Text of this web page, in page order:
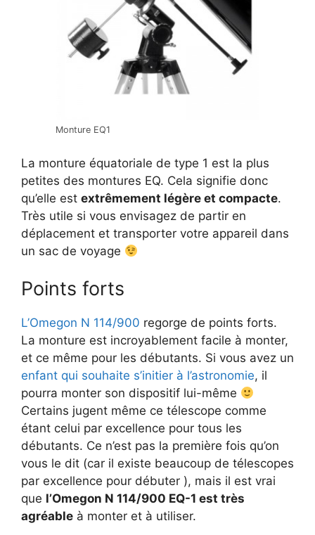
Monture EQ1
La monture équatoriale de type 1 est la plus
petites des montures EQ. Cela signifie donc
qu’elle est extrêmement légère et compacte.
Très utile si vous envisagez de partir en
déplacement et transporter votre appareil dans
un sac de voyage
Points forts
L’Omegon N 114/900 regorge de points forts.
La monture est incroyablement facile à monter,
et ce même pour les débutants. Si vous avez un
enfant qui souhaite s’initier à l’astronomie, il
pourra monter son dispositif lui-même
Certains jugent même ce télescope comme
étant celui par excellence pour tous les
débutants. Ce n’est pas la première fois qu’on
vous le dit (car il existe beaucoup de télescopes
par excellence pour débuter ), mais il est vrai
que l’Omegon N 114/900 EQ-1 est très
agréable à monter et à utiliser.